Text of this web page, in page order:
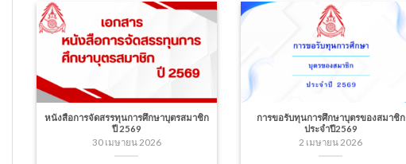
หนังสือการจัดสรรทุนการศึกษาบุตรสมาชิก
ปี 2569
30 เมษายน 2026
การขอรับทุนการศึกษาบุตรของสมาชิก
ประจำปี2569
2 เมษายน 2026